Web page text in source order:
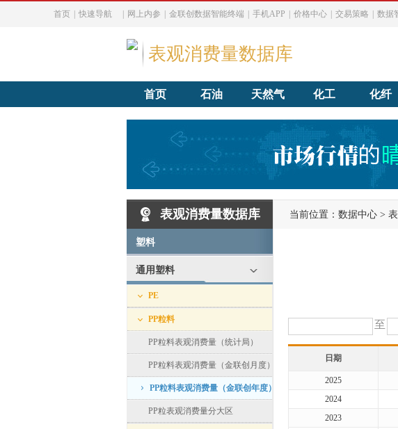
首页 快速导航 网上内参 金联创数据智能终端 手机APP 价格中心 交易策略 数据
表观消费量数据库
首页 石油 天然气 化工 化纤
表观消费量数据库
塑料
通用塑料
PE
PP粒料
PP粒料表观消费量（统计局）
PP粒料表观消费量（金联创月度）
PP粒料表观消费量（金联创年度）
PP粒表观消费量分大区
当前位置： 数据中心 >
至
日期
2025
2024
2023